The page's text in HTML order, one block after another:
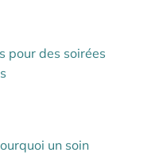
pour des soirées
un soin